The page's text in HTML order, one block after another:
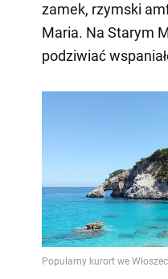
zamek, rzymski
Maria. Na Starym
podziwiać